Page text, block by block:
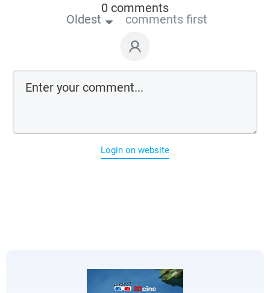
0 comments
Oldest comments first
Login on website